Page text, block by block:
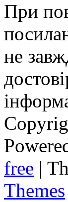
При
не
free |
Themes